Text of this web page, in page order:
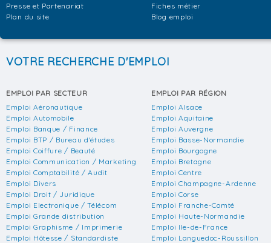
Presse et Partenariat
Plan du site
Fiches métier
Blog emploi
VOTRE RECHERCHE D'EMPLOI
EMPLOI PAR SECTEUR
Emploi Aéronautique
Emploi Automobile
Emploi Banque / Finance
Emploi BTP / Bureau d'études
Emploi Coiffure / Beauté
Emploi Communication / Marketing
Emploi Comptabilité / Audit
Emploi Divers
Emploi Droit / Juridique
Emploi Electronique / Télécom
Emploi Grande distribution
Emploi Graphisme / Imprimerie
Emploi Hôtesse / Standardiste
EMPLOI PAR RÉGION
Emploi Alsace
Emploi Aquitaine
Emploi Auvergne
Emploi Basse-Normandie
Emploi Bourgogne
Emploi Bretagne
Emploi Centre
Emploi Champagne-Ardenne
Emploi Corse
Emploi Franche-Comté
Emploi Haute-Normandie
Emploi Ile-de-France
Emploi Languedoc-Roussillon